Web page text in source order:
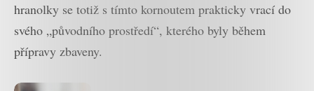
hranolky se totiž s tímto kornoutem prakticky vrací do
svého „původního prostředí“, kterého byly během
přípravy zbaveny.